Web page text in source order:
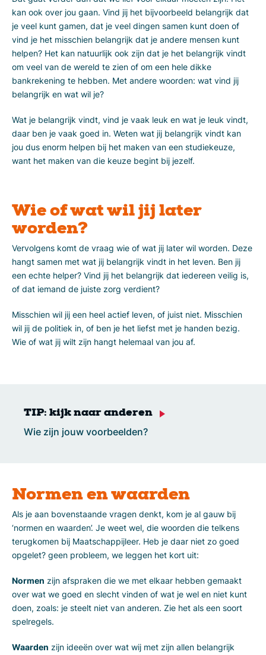
kan ook over jou gaan. Vind jij het bijvoorbeeld belangrijk dat
je veel kunt gamen, dat je veel dingen samen kunt doen of
vind je het misschien belangrijk dat je andere mensen kunt
helpen? Het kan natuurlijk ook zijn dat je het belangrijk vindt
om veel van de wereld te zien of om een hele dikke
bankrekening te hebben. Met andere woorden: wat vind jij
belangrijk en wat wil je?
Wat je belangrijk vindt, vind je vaak leuk en wat je leuk vindt,
daar ben je vaak goed in. Weten wat jij belangrijk vindt kan
jou dus enorm helpen bij het maken van een studiekeuze,
want het maken van die keuze begint bij jezelf.
Wie of wat wil jij later
worden?
Vervolgens komt de vraag wie of wat jij later wil worden. Deze
hangt samen met wat jij belangrijk vindt in het leven. Ben jij
een echte helper? Vind jij het belangrijk dat iedereen veilig is,
of dat iemand de juiste zorg verdient?
Misschien wil jij een heel actief leven, of juist niet. Misschien
wil jij de politiek in, of ben je het liefst met je handen bezig.
Wie of wat jij wilt zijn hangt helemaal van jou af.
TIP: kijk naar anderen
Wie zijn jouw voorbeelden?
Normen en waarden
Als je aan bovenstaande vragen denkt, kom je al gauw bij
‘normen en waarden’. Je weet wel, die woorden die telkens
terugkomen bij Maatschappijleer. Heb je daar niet zo goed
opgelet? geen probleem, we leggen het kort uit:
Normen zijn afspraken die we met elkaar hebben gemaakt
over wat we goed en slecht vinden of wat je wel en niet kunt
doen, zoals: je steelt niet van anderen. Zie het als een soort
spelregels.
Waarden zijn ideeën over wat wij met zijn allen belangrijk